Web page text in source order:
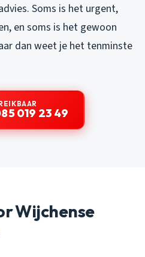
Soms is het urgent,
en soms is het gewoon
dan weet je het tenminste
019 23 49
Wijchense